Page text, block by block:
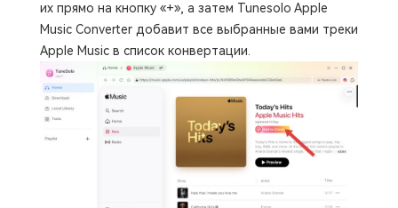
их прямо на кнопку «+», а затем Tunesolo Apple
Music Converter добавит все выбранные вами треки
Apple Music в список конвертации.